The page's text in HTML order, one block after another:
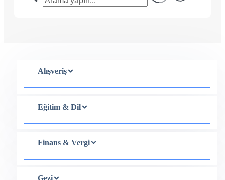
Alışveriş
Eğitim & Dil
Finans & Vergi
Gezi